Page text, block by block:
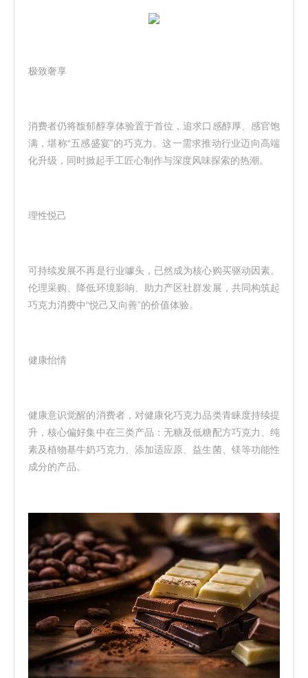
极致奢享
消费者仍将馥郁醇享体验置于首位，追求口感醇厚、感官饱
满，堪称“五感盛宴”的巧克力。这一需求推动行业迈向高端
化升级，同时掀起手工匠心制作与深度风味探索的热潮。
理性悦己
可持续发展不再是行业噱头，已然成为核心购买驱动因素。
伦理采购、降低环境影响、助力产区社群发展，共同构筑起
巧克力消费中“悦己又向善”的价值体验。
健康怡情
健康意识觉醒的消费者，对健康化巧克力品类青睐度持续提
升，核心偏好集中在三类产品：无糖及低糖配方巧克力、纯
素及植物基牛奶巧克力、添加适应原、益生菌、镁等功能性
成分的产品。